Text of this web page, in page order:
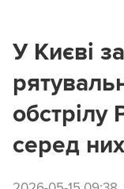
У Києві
серед